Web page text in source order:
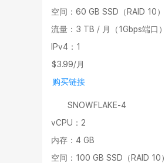
空间：60 GB SSD（RAID 10）
流量：3 TB / 月（1Gbps端口）
IPv4：1
$3.99/月
购买链接
SNOWFLAKE-4
vCPU：2
内存：4 GB
空间：100 GB SSD（RAID 10）